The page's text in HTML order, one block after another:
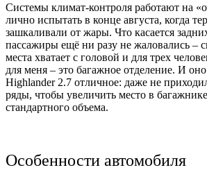
Системы климат-контроля работают на
лично испытать в конце августа, когда
зашкаливали от жары. Что касается
пассажиры ещё ни разу не жаловались –
места хватает с головой и для трех
для меня – это багажное отделение. И
Highlander 2.7 отличное: даже не
ряды, чтобы увеличить место в
стандартного объема.
Особенности автомобиля